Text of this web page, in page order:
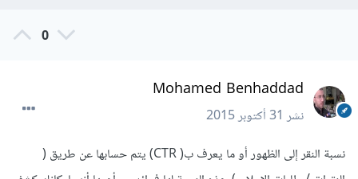
0
Mohamed Benhaddad
نشر31 أكتوبر 2015
نسبة النقر إلى الظهور أو ما يعرف ب( CTR) يتم حسابها عن طريق (